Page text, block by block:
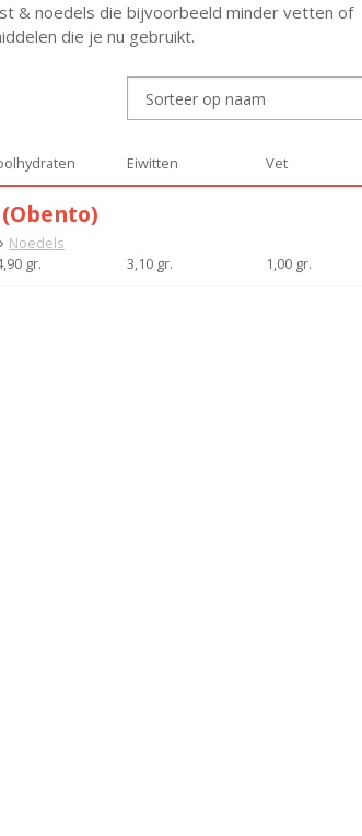
& noedels die bijvoorbeeld minder vetten of
die je nu gebruikt.
Eiwitten Vet
Noedels
gr. 3,10 gr. 1,00 gr.